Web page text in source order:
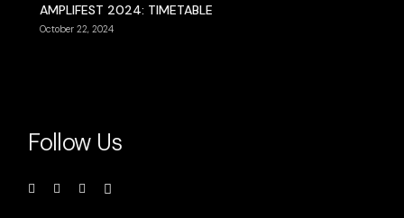
AMPLIFEST 2024: TIMETABLE
October 22, 2024
Follow Us